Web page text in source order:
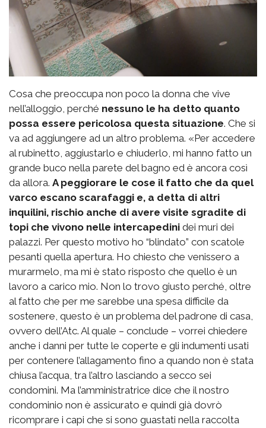
Cosa che preoccupa non poco la donna che vive
nell’alloggio, perché nessuno le ha detto quanto
possa essere pericolosa questa situazione. Che si
va ad aggiungere ad un altro problema. «Per accedere
al rubinetto, aggiustarlo e chiuderlo, mi hanno fatto un
grande buco nella parete del bagno ed è ancora così
da allora. A peggiorare le cose il fatto che da quel
varco escano scarafaggi e, a detta di altri
inquilini, rischio anche di avere visite sgradite di
topi che vivono nelle intercapedini dei muri dei
palazzi. Per questo motivo ho “blindato” con scatole
pesanti quella apertura. Ho chiesto che venissero a
murarmelo, ma mi è stato risposto che quello è un
lavoro a carico mio. Non lo trovo giusto perché, oltre
al fatto che per me sarebbe una spesa difficile da
sostenere, questo è un problema del padrone di casa,
ovvero dell’Atc. Al quale – conclude – vorrei chiedere
anche i danni per tutte le coperte e gli indumenti usati
per contenere l’allagamento fino a quando non è stata
chiusa l’acqua, tra l’altro lasciando a secco sei
condomini. Ma l’amministratrice dice che il nostro
condominio non è assicurato e quindi già dovrò
ricomprare i capi che si sono guastati nella raccolta